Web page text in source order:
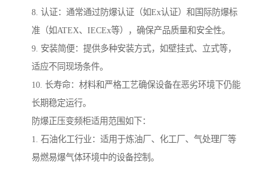
8. 认证：通常通过防爆认证（如Ex认证）和国际防爆标
准（如ATEX、IECEx等），确保产品质量和安全性。
9. 安装简便：提供多种安装方式，如壁挂式、立式等，
适应不同现场条件。
10. 长寿命：材料和严格工艺确保设备在恶劣环境下仍能
长期稳定运行。
防爆正压变频柜适用范围如下：
1. 石油化工行业：适用于炼油厂、化工厂、气处理厂等
易燃易爆气体环境中的设备控制。